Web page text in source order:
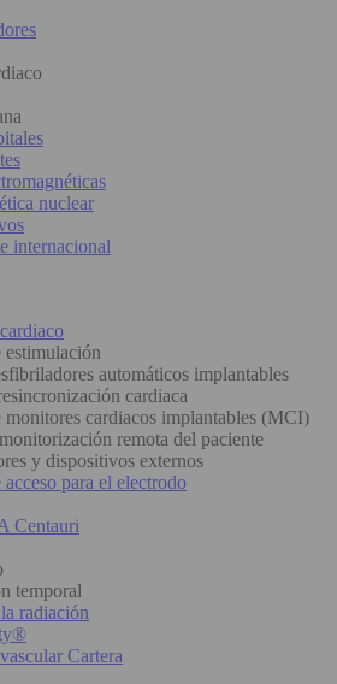
nuclear
internacional
estimulación
automáticos implantables
cardiaca
monitores cardiacos implantables (MCI)
remota del paciente
y dispositivos externos
acceso para el electrodo
Centauri
temporal
radiación
Cartera